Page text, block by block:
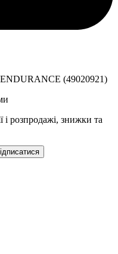
(49020921)
і розпродажі, знижки та